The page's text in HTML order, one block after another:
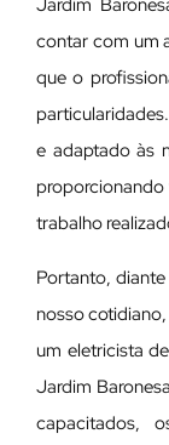
Jardim
contar com um
que o
e adaptado às
trabalho
Portanto,
nosso
um eletricista
Jardim
capacitados,